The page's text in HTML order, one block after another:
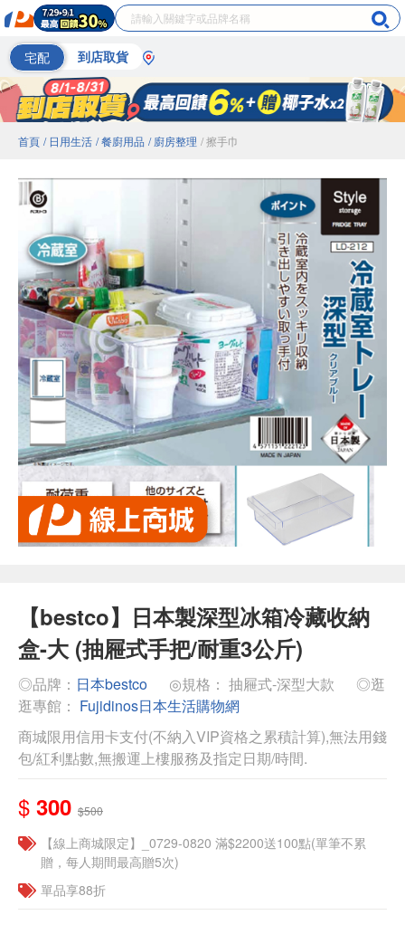
宅配 到店取貨
首頁 / 日用生活 / 餐廚用品 / 廚房整理 / 擦手巾
【bestco】日本製深型冰箱冷藏收納
盒-大 (抽屜式手把/耐重3公斤)
◎品牌： 日本bestco ◎規格： 抽屜式-深型大款
◎逛
逛專館： Fujidinos日本生活購物網
商城限用信用卡支付(不納入VIP資格之累積計算),無法用錢
包/紅利點數,無搬運上樓服務及指定日期/時間.
$ 300 $500
【線上商城限定】_0729-0820 滿$2200送100點(單筆不累
贈，每人期間最高贈5次)
單品享88折